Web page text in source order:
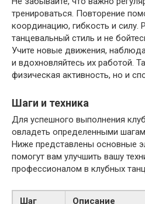
тренироваться. Повторение
координацию, гибкость и силу.
танцевальный стиль и не
Учите новые движения,
и вдохновляйтесь их работой.
физическая активность, но и
Шаги и техника
Для успешного выполнения
овладеть определенными
Ниже представлены основные
помогут вам улучшить вашу
профессионалом в клубных
Шаг Описание